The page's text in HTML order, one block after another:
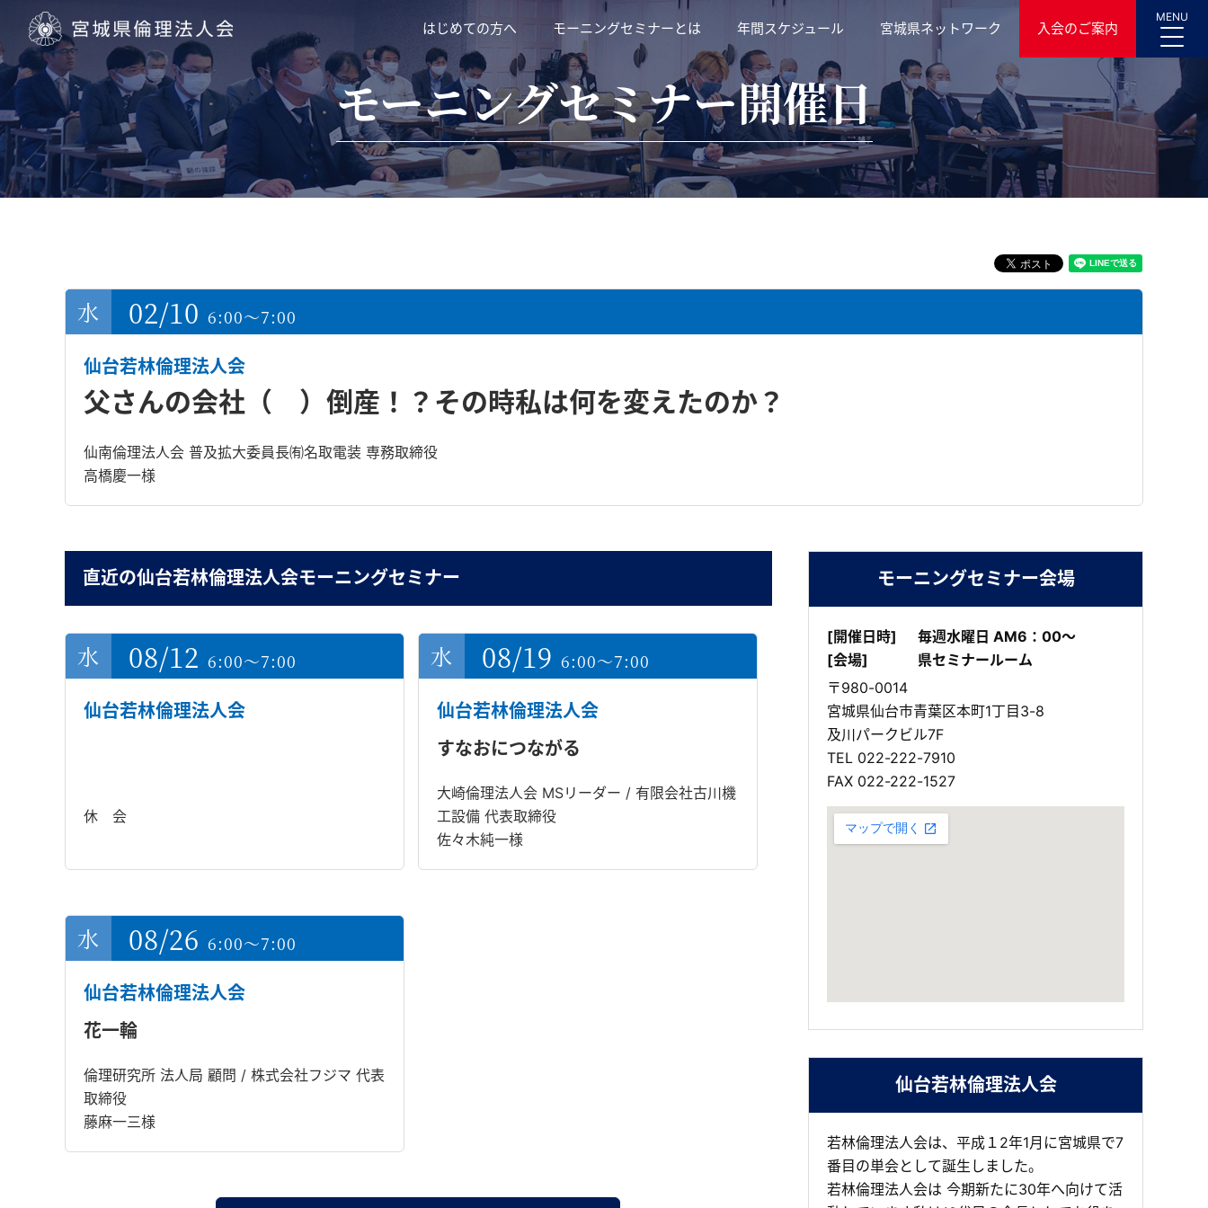
宮城県倫理法人会
はじめての方へ モーニングセミナーとは 年間スケジュール 宮城県ネットワーク 入会のご案内
MENU
モーニングセミナー開催日
02/10 6:00～7:00
仙台若林倫理法人会
父さんの会社（ ）倒産！？その時私は何を変えたのか？
仙南倫理法人会 普及拡大委員長㈲名取電装 専務取締役
高橋慶一様
直近の仙台若林倫理法人会モーニングセミナー
08/12 6:00～7:00
仙台若林倫理法人会
休 会
08/196:00～7:00
仙台若林倫理法人会
すなおにつながる
大崎倫理法人会 MSリーダー / 有限会社古川機
工設備 代表取締役
佐々木純一様
08/26 6:00～7:00
仙台若林倫理法人会
花一輪
倫理研究所 法人局 顧問 / 株式会社フジマ 代表
取締役
藤麻一三様
モーニングセミナー会場
[開催日時]
毎週水曜日 AM6：00～
[会場]
県セミナールーム
〒980-0014
宮城県仙台市青葉区本町1丁目3-8
及川パークビル7F
TEL 022-222-7910
FAX 022-222-1527
仙台若林倫理法人会
若林倫理法人会は、平成１2年1月に宮城県で7
番目の単会として誕生しました。
若林倫理法人会は 今期新たに30年へ向けて活